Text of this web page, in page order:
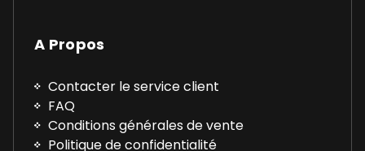
A Propos
Contacter le service client
FAQ
Conditions générales de vente
Politique de confidentialité